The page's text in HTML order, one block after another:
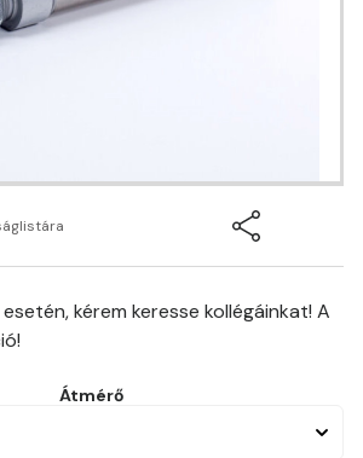
kérem keresse kollégáinkat! A
Átmérő